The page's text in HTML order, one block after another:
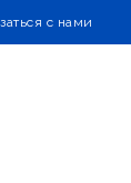
с нами